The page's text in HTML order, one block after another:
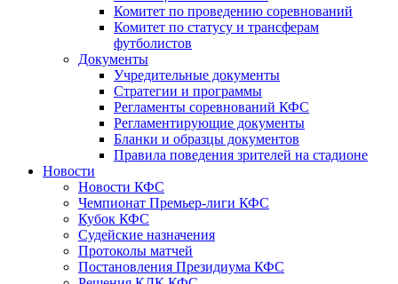
Комитет по проведению соревнований
Комитет по статусу и трансферам
футболистов
Документы
Учредительные документы
Стратегии и программы
Регламенты соревнований КФС
Регламентирующие документы
Бланки и образцы документов
Правила поведения зрителей на стадионе
Новости
Новости КФС
Чемпионат Премьер-лиги КФС
Кубок КФС
Судейские назначения
Протоколы матчей
Постановления Президиума КФС